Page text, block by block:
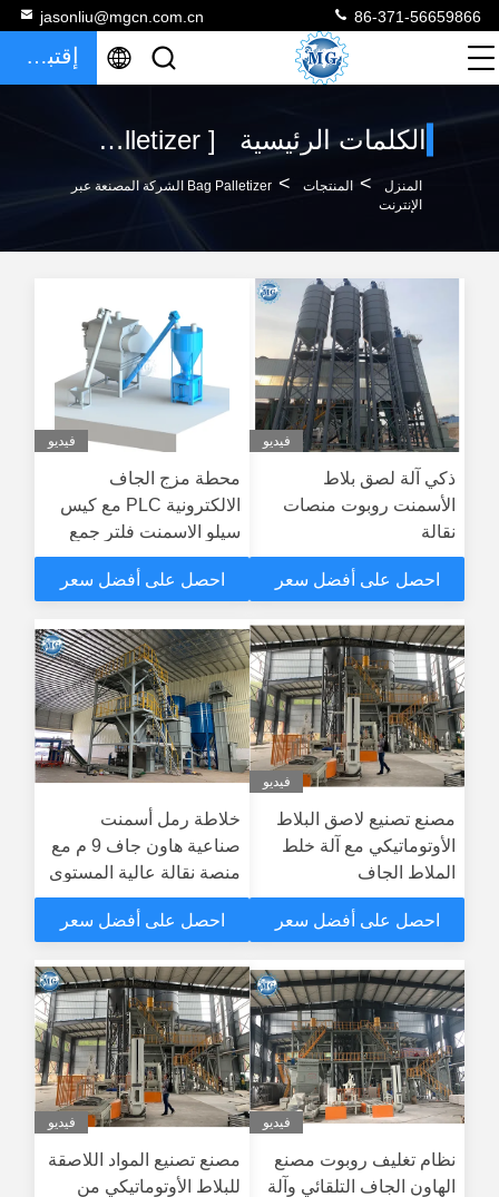
jasonliu@mgcn.com.cn 86-371-56659866
إقتباس
الكلمات الرئيسية [ bag palletizer ] تطابق 120 المنتجات
المنزل > المنتجات >
Bag Palletizer الشركة المصنعة عبر
الإنترنت
فيديو
ذكي آلة لصق بلاط
الأسمنت روبوت منصات
نقالة
احصل على أفضل سعر
فيديو
محطة مزج الجاف
الالكترونية PLC مع كيس
سيلو الاسمنت فلتر جمع
الغبار
احصل على أفضل سعر
فيديو
مصنع تصنيع لاصق البلاط
الأوتوماتيكي مع آلة خلط
الملاط الجاف
احصل على أفضل سعر
خلاطة رمل أسمنت
صناعية هاون جاف 9 م مع
منصة نقالة عالية المستوى
احصل على أفضل سعر
فيديو
نظام تغليف روبوت مصنع
الهاون الجاف التلقائي وآلة
فيديو
مصنع تصنيع المواد اللاصقة
للبلاط الأوتوماتيكي من